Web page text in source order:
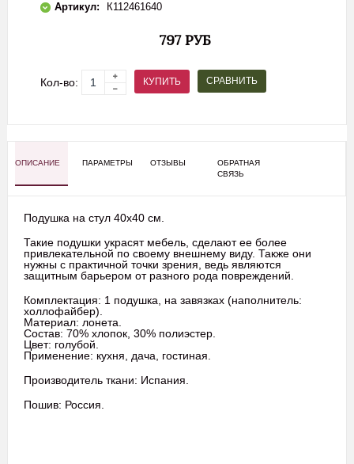
Артикул: К112461640
797 РУБ
Кол-во: КУПИТЬ СРАВНИТЬ
ОПИСАНИЕ ПАРАМЕТРЫ ОТЗЫВЫ
ОБРАТНАЯ
СВЯЗЬ
Подушка на стул 40х40 см.
Такие подушки украсят мебель, сделают ее более
привлекательной по своему внешнему виду. Также они
нужны с практичной точки зрения, ведь являются
защитным барьером от разного рода повреждений.
Комплектация: 1 подушка, на завязках (наполнитель:
холлофайбер).
Материал: лонета.
Состав: 70% хлопок, 30% полиэстер.
Цвет: голубой.
Применение: кухня, дача, гостиная.
Производитель ткани: Испания.
Пошив: Россия.